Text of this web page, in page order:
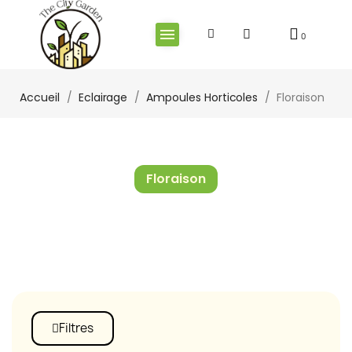
Accueil Eclairage Ampoules Horticoles Floraison
Floraison
Filtres